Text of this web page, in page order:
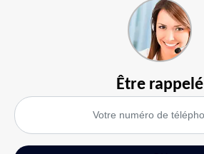
Être rappelé